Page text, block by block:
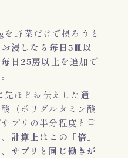
野菜だけで摂ろうと
浸しなら毎日5皿以
日25房以上 を追加で
先ほどお伝えした通
（ポリグルタミン酸
プリの半分程度と言
計算上はこの「倍」
サプリと同じ働きが